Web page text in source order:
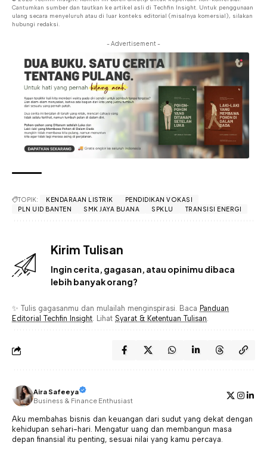
Cantumkan sumber dan tautkan ke artikel asli di Techfin Insight. Untuk penggunaan
ulang secara menyeluruh atau di luar konteks editorial (misalnya komersial), silakan
hubungi redaksi.
- Advertisement -
TOPIK: KENDARAAN LISTRIK
PENDIDIKAN VOKASI
PLN UID BANTEN
SMK JAYA BUANA SPKLU TRANSISI ENERGI
Kirim Tulisan
Ingin cerita, gagasan, atau opinimu dibaca
lebih banyak orang?
✨ Tulis gagasanmu dan mulailah menginspirasi. Baca Panduan
Editorial Techfin Insight. Lihat Syarat & Ketentuan Tulisan.
Aira Safeeya
Business & Finance Enthusiast
Aku membahas bisnis dan keuangan dari sudut yang dekat dengan
kehidupan sehari-hari. Mengatur uang dan membangun masa
depan finansial itu penting, sesuai nilai yang kamu percaya.